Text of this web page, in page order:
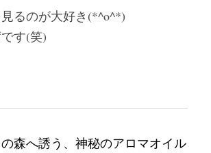
るのが大好き(*^o^*)
す(笑)
森へ誘う、神秘のアロマオイル